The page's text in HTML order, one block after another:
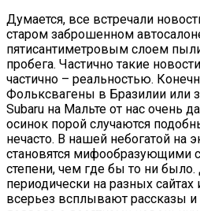
Думается, все встречали
старом заброшенном
пятисантиметровым слоем
пробега. Частично такие
частично – реальностью.
Фольксвагены в Бразилии или
Subaru на Мальте от нас очень
осинок порой случаются
нечасто. В нашей небогатой на
становятся мифообразующими
степени, чем где бы то ни
периодически на разных
всерьез всплывают рассказы